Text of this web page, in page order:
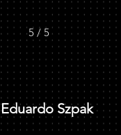
5 / 5
Eduardo Szpak